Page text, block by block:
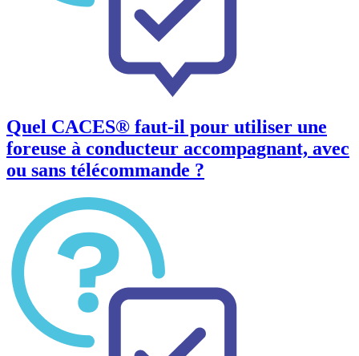
Quel CACES® faut-il pour utiliser une
foreuse à conducteur accompagnant, avec
ou sans télécommande ?